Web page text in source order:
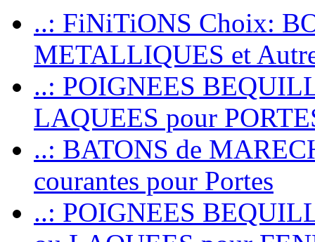
..: FiNiTiONS Choix:
METALLIQUES et
..: POIGNEES
LAQUEES pour
..: BATONS de
courantes pour Portes
..: POIGNEES